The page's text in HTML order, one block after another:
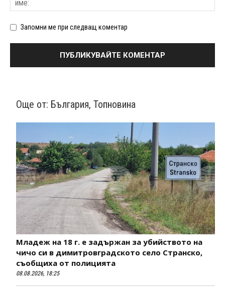
Запомни ме при следващ коментар
Още от: България, Топновина
Младеж на 18 г. е задържан за убийството на
чичо си в димитровградското село Странско,
съобщиха от полицията
08.08.2026, 18:25